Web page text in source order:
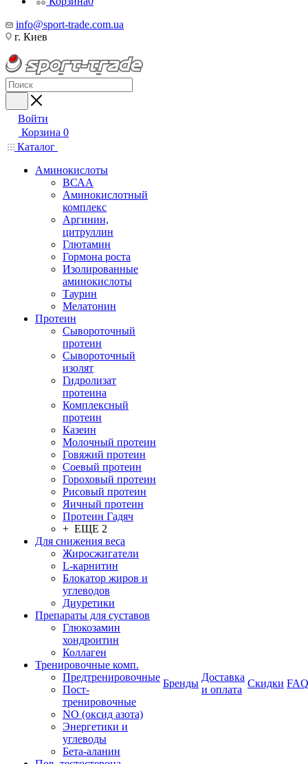
info@sport-trade.com.ua
г. Киев
Войти
Корзина 0
Каталог
Аминокислоты
ВСАА
Аминокислотный
комплекс
Аргинин,
цитруллин
Глютамин
Гормона роста
Изолированные
аминокислоты
Таурин
Мелатонин
Протеин
Сывороточный
протеин
Сывороточный
изолят
Гидролизат
протеина
Комплексный
протеин
Казеин
Молочный протеин
Говяжий протеин
Соевый протеин
Гороховый протеин
Рисовый протеин
Яичный протеин
Протеин Гадяч
+ ЕЩЕ 2
Для снижения веса
Жиросжигатели
L-карнитин
Блокатор жиров и
углеводов
Диуретики
Препараты для суставов
Глюкозамин
хондроитин
Коллаген
Тренировочные комп.
Предтренировочные
Пост-
тренировочные
NO (оксид азота)
Энергетики и
углеводы
Бета-аланин
Бренды
Доставка
и оплата
Скидки FAQ